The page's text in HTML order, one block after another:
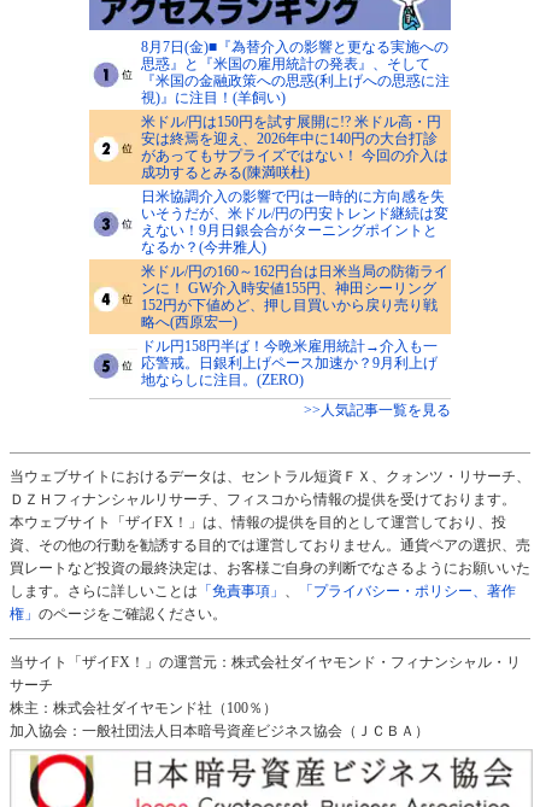
8月7日(金)■『為替介入の影響と更なる実施への
思惑』と『米国の雇用統計の発表』、そして
『米国の金融政策への思惑(利上げへの思惑に注
視)』に注目！(羊飼い)
米ドル/円は150円を試す展開に!? 米ドル高・円
安は終焉を迎え、2026年中に140円の大台打診
があってもサプライズではない！ 今回の介入は
成功するとみる(陳満咲杜)
日米協調介入の影響で円は一時的に方向感を失
いそうだが、米ドル/円の円安トレンド継続は変
えない！9月日銀会合がターニングポイントと
なるか？(今井雅人)
米ドル/円の160～162円台は日米当局の防衛ライ
ンに！ GW介入時安値155円、神田シーリング
152円が下値めど、押し目買いから戻り売り戦
略へ(西原宏一)
ドル円158円半ば！今晩米雇用統計→介入も一
応警戒。日銀利上げペース加速か？9月利上げ
地ならしに注目。(ZERO)
>>人気記事一覧を見る
当ウェブサイトにおけるデータは、セントラル短資ＦＸ、クォンツ・リサーチ、
ＤＺＨフィナンシャルリサーチ、フィスコから情報の提供を受けております。
本ウェブサイト「ザイFX！」は、情報の提供を目的として運営しており、投
資、その他の行動を勧誘する目的では運営しておりません。通貨ペアの選択、売
買レートなど投資の最終決定は、お客様ご自身の判断でなさるようにお願いいた
します。さらに詳しいことは 「免責事項」 、
「プライバシー・ポリシー、著作
権」 のページをご確認ください。
当サイト「ザイFX！」の運営元：株式会社ダイヤモンド・フィナンシャル・リ
サーチ
株主：株式会社ダイヤモンド社（100％）
加入協会：一般社団法人日本暗号資産ビジネス協会（ＪＣＢＡ）